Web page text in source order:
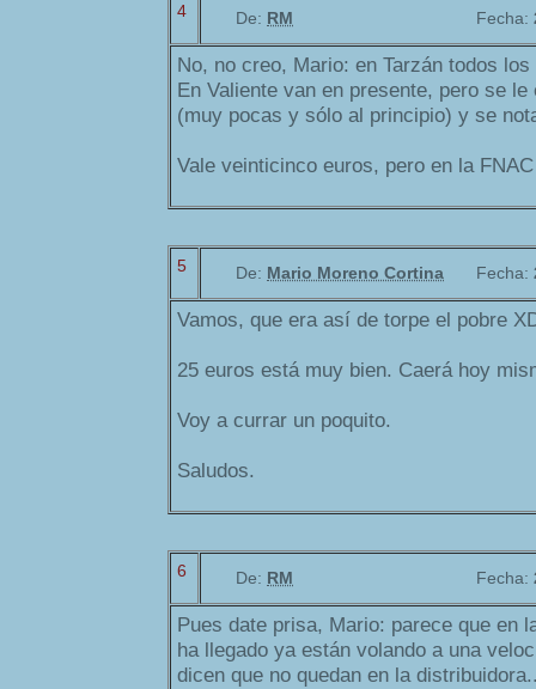
4 De: RM Fecha:
No, no creo, Mario: en Tarzán todos
En Valiente van en presente, pero se
(muy pocas y sólo al principio) y se
Vale veinticinco euros, pero en la
5 De: Mario Moreno Cortina Fecha:
Vamos, que era así de torpe el pobre
25 euros está muy bien. Caerá hoy
Voy a currar un poquito.
Saludos.
6 De: RM Fecha:
Pues date prisa, Mario: parece que en
ha llegado ya están volando a una
dicen que no quedan en la